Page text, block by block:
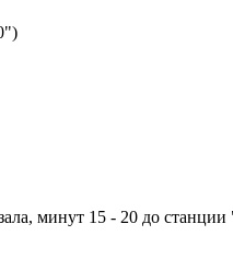
минут 15 - 20 до